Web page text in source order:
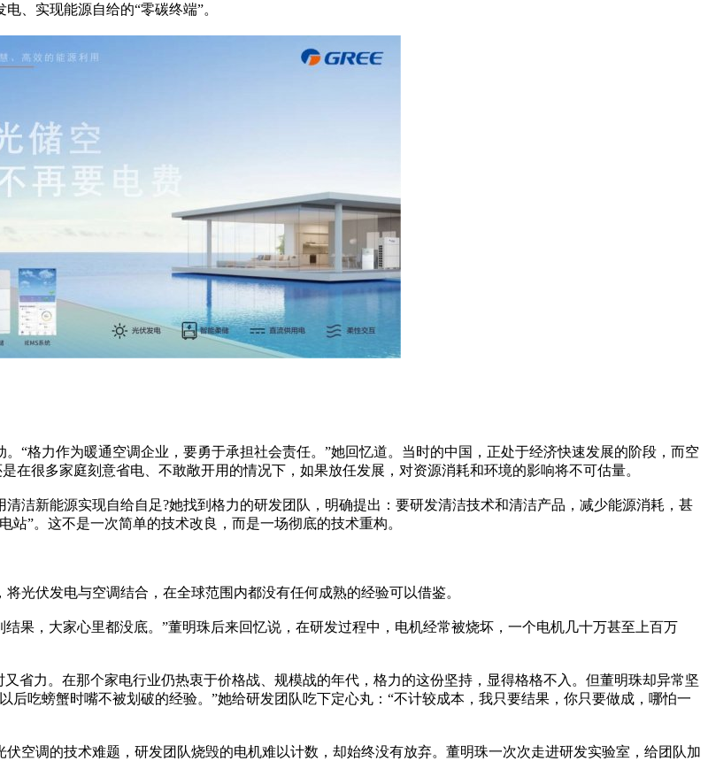
、实现能源自给的“零碳终端”。
“格力作为暖通空调企业，要勇于承担社会责任。”她回忆道。当时的中国，正处于经济快速发展的阶段，而空
很多家庭刻意省电、不敢敞开用的情况下，如果放任发展，对资源消耗和环境的影响将不可估量。
洁新能源实现自给自足?她找到格力的研发团队，明确提出：要研发清洁技术和清洁产品，减少能源消耗，甚
”。这不是一次简单的技术改良，而是一场彻底的技术重构。
光伏发电与空调结合，在全球范围内都没有任何成熟的经验可以借鉴。
果，大家心里都没底。”董明珠后来回忆说，在研发过程中，电机经常被烧坏，一个电机几十万甚至上百万
省力。在那个家电行业仍热衷于价格战、规模战的年代，格力的这份坚持，显得格格不入。但董明珠却异常坚
吃螃蟹时嘴不被划破的经验。”她给研发团队吃下定心丸：“不计较成本，我只要结果，你只要做成，哪怕一
空调的技术难题，研发团队烧毁的电机难以计数，却始终没有放弃。董明珠一次次走进研发实验室，给团队加